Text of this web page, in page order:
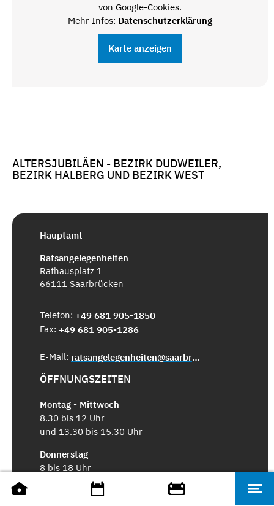
von Google-Cookies.
Mehr Infos: Datenschutzerklärung
Karte anzeigen
ALTERSJUBILÄEN - BEZIRK DUDWEILER,
BEZIRK HALBERG UND BEZIRK WEST
Hauptamt
Ratsangelegenheiten
Rathausplatz 1
66111 Saarbrücken
Telefon: +49 681 905-1850
Fax: +49 681 905-1286
E-Mail: ratsangelegenheiten@saarbruecken.de
ÖFFNUNGSZEITEN
Montag - Mittwoch
8.30 bis 12 Uhr
und 13.30 bis 15.30 Uhr
Donnerstag
8 bis 18 Uhr